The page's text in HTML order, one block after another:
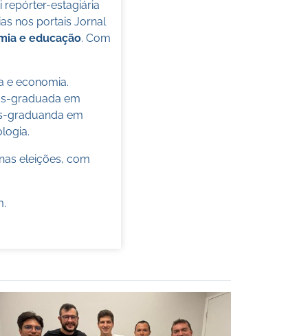
repórter-estagiária
nos portais Jornal
e educação. Com
e economia.
graduada em
graduanda em
eleições, com
.